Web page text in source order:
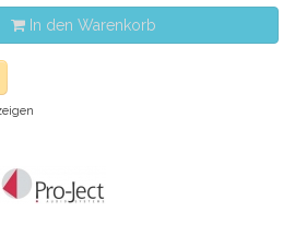
In den Warenkorb